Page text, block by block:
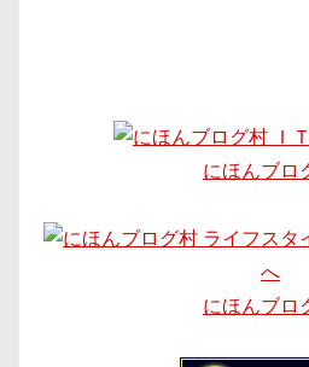
にほんブロ
にほんブロ